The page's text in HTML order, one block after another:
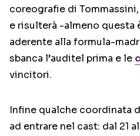
coreografie di
e risulterà -almeno questa
aderente alla formula-
sbanca l’auditel prima e le
vincitori.
Infine qualche coordinata
ad entrare nel cast: dal 21